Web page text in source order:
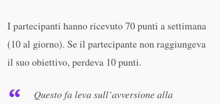
I partecipanti hanno ricevuto 70 punti a settimana
(10 al giorno). Se il partecipante non raggiungeva
il suo obiettivo, perdeva 10 punti.
Questo fa leva sull’avversione alla